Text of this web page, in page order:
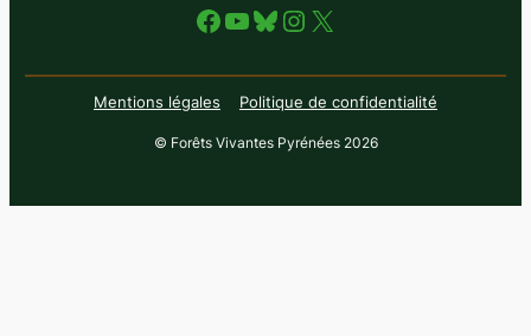
Facebook YouTube Bluesky Instagram X
Mentions légales Politique de confidentialité
© Forêts Vivantes Pyrénées 2026